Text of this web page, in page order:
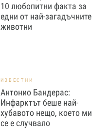
10 любопитни факта за
едни от най-загадъчните
животни
ИЗВЕСТНИ
Антонио Бандерас:
Инфарктът беше най-
хубавото нещо, което ми
се е случвало